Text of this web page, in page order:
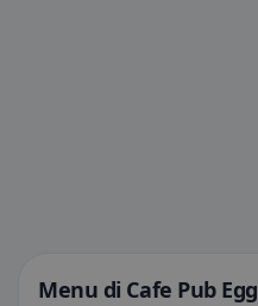
Menu di Cafe Pub